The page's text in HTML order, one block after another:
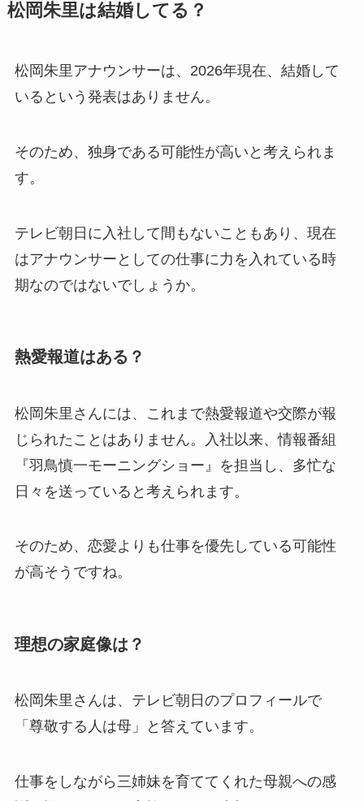
松岡朱里は結婚してる？
松岡朱里アナウンサーは、2026年現在、結婚して
いるという発表はありません。
そのため、独身である可能性が高いと考えられま
す。
テレビ朝日に入社して間もないこともあり、現在
はアナウンサーとしての仕事に力を入れている時
期なのではないでしょうか。
熱愛報道はある？
松岡朱里さんには、これまで熱愛報道や交際が報
じられたことはありません。入社以来、情報番組
『羽鳥慎一モーニングショー』を担当し、多忙な
日々を送っていると考えられます。
そのため、恋愛よりも仕事を優先している可能性
が高そうですね。
理想の家庭像は？
松岡朱里さんは、テレビ朝日のプロフィールで
「尊敬する人は母」と答えています。
仕事をしながら三姉妹を育ててくれた母親への感